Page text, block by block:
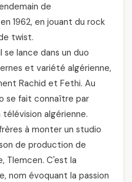
de
1962, en jouant du rock
twist.
lance dans un duo
et variété algérienne,
Rachid et Fethi. Au
se fait connaître par
algérienne.
à monter un studio
de production de
Tlemcen. C'est la
nom évoquant la passion